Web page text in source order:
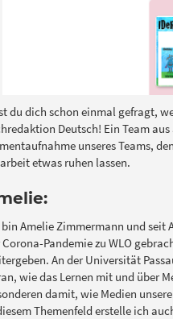
du dich schon einmal gefragt,
Deutsch! Ein Team
unseres Teams,
etwas ruhen lassen.
Amelie Zimmermann und seit
Corona-Pandemie zu WLO
An der Universität
wie das Lernen mit und über
damit, wie Medien
Themenfeld erstelle ich